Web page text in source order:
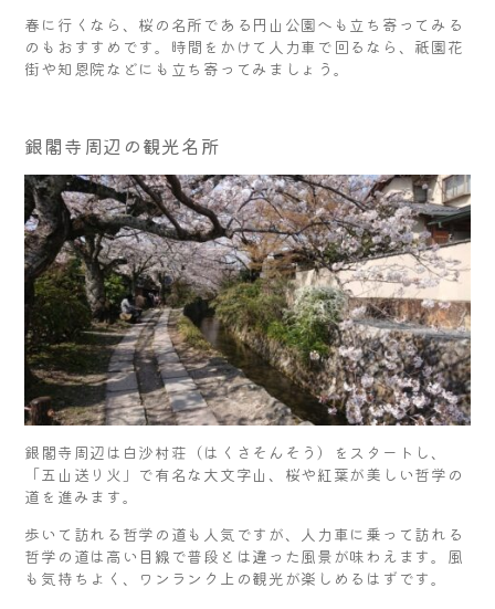
春に行くなら、桜の名所である円山公園へも立ち寄ってみる
のもおすすめです。時間をかけて人力車で回るなら、祇園花
街や知恩院などにも立ち寄ってみましょう。
銀閣寺周辺の観光名所
銀閣寺周辺は白沙村荘（はくさそんそう）をスタートし、
「五山送り火」で有名な大文字山、桜や紅葉が美しい哲学の
道を進みます。
歩いて訪れる哲学の道も人気ですが、人力車に乗って訪れる
哲学の道は高い目線で普段とは違った風景が味わえます。風
も気持ちよく、ワンランク上の観光が楽しめるはずです。